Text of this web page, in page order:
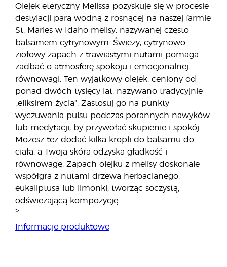
Olejek eteryczny Melissa pozyskuje się w procesie
destylacji parą wodną z rosnącej na naszej farmie
St. Maries w Idaho melisy, nazywanej często
balsamem cytrynowym. Świeży, cytrynowo-
ziołowy zapach z trawiastymi nutami pomaga
zadbać o atmosferę spokoju i emocjonalnej
równowagi. Ten wyjątkowy olejek, ceniony od
ponad dwóch tysięcy lat, nazywano tradycyjnie
„eliksirem życia”. Zastosuj go na punkty
wyczuwania pulsu podczas porannych nawyków
lub medytacji, by przywołać skupienie i spokój.
Możesz też dodać kilka kropli do balsamu do
ciała, a Twoja skóra odzyska gładkość i
równowagę. Zapach olejku z melisy doskonale
współgra z nutami drzewa herbacianego,
eukaliptusa lub limonki, tworząc soczystą,
odświeżającą kompozycję.
>
Informacje produktowe